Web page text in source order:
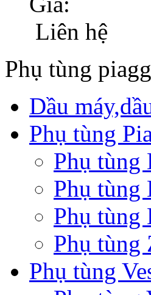
Liên hệ
Phụ tùng
Dầu
Phụ tùng
Phụ tùng
Phụ tùng
Phụ tùng
Phụ tùng
Phụ tùng